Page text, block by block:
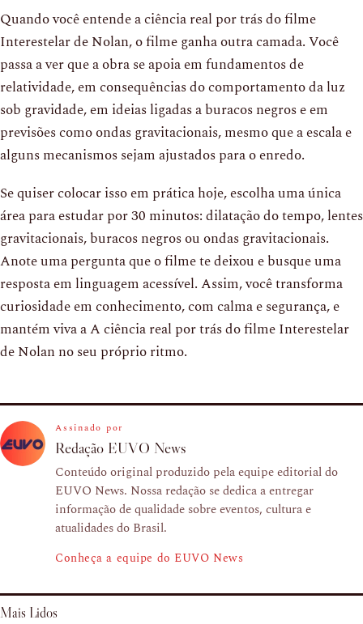
Quando você entende a ciência real por trás do filme
Interestelar de Nolan, o filme ganha outra camada. Você
passa a ver que a obra se apoia em fundamentos de
relatividade, em consequências do comportamento da luz
sob gravidade, em ideias ligadas a buracos negros e em
previsões como ondas gravitacionais, mesmo que a escala e
alguns mecanismos sejam ajustados para o enredo.
Se quiser colocar isso em prática hoje, escolha uma única
área para estudar por 30 minutos: dilatação do tempo, lentes
gravitacionais, buracos negros ou ondas gravitacionais.
Anote uma pergunta que o filme te deixou e busque uma
resposta em linguagem acessível. Assim, você transforma
curiosidade em conhecimento, com calma e segurança, e
mantém viva a A ciência real por trás do filme Interestelar
de Nolan no seu próprio ritmo.
Assinado por
Redação EUVO News
Conteúdo original produzido pela equipe editorial do
EUVO News. Nossa redação se dedica a entregar
informação de qualidade sobre eventos, cultura e
atualidades do Brasil.
Conheça a equipe do EUVO News
Mais Lidos